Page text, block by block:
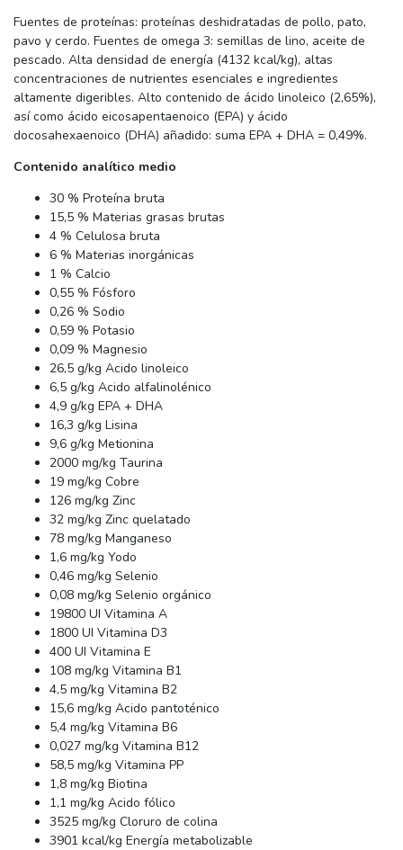
Fuentes de proteínas: proteínas deshidratadas de pollo, pato,
pavo y cerdo. Fuentes de omega 3: semillas de lino, aceite de
pescado. Alta densidad de energía (4132 kcal/kg), altas
concentraciones de nutrientes esenciales e ingredientes
altamente digeribles. Alto contenido de ácido linoleico (2,65%),
así como ácido eicosapentaenoico (EPA) y ácido
docosahexaenoico (DHA) añadido: suma EPA + DHA = 0,49%.
Contenido analítico medio
30 % Proteína bruta
15,5 % Materias grasas brutas
4 % Celulosa bruta
6 % Materias inorgánicas
1 % Calcio
0,55 % Fósforo
0,26 % Sodio
0,59 % Potasio
0,09 % Magnesio
26,5 g/kg Acido linoleico
6,5 g/kg Acido alfalinolénico
4,9 g/kg EPA + DHA
16,3 g/kg Lisina
9,6 g/kg Metionina
2000 mg/kg Taurina
19 mg/kg Cobre
126 mg/kg Zinc
32 mg/kg Zinc quelatado
78 mg/kg Manganeso
1,6 mg/kg Yodo
0,46 mg/kg Selenio
0,08 mg/kg Selenio orgánico
19800 UI Vitamina A
1800 UI Vitamina D3
400 UI Vitamina E
108 mg/kg Vitamina B1
4,5 mg/kg Vitamina B2
15,6 mg/kg Acido pantoténico
5,4 mg/kg Vitamina B6
0,027 mg/kg Vitamina B12
58,5 mg/kg Vitamina PP
1,8 mg/kg Biotina
1,1 mg/kg Acido fólico
3525 mg/kg Cloruro de colina
3901 kcal/kg Energía metabolizable